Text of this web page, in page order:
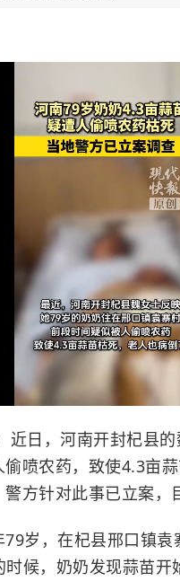
近日，河南开封杞县
喷农药，致使4.3亩
方针对此事已立案，
岁，在杞县邢口镇
候，奶奶发现蒜苗